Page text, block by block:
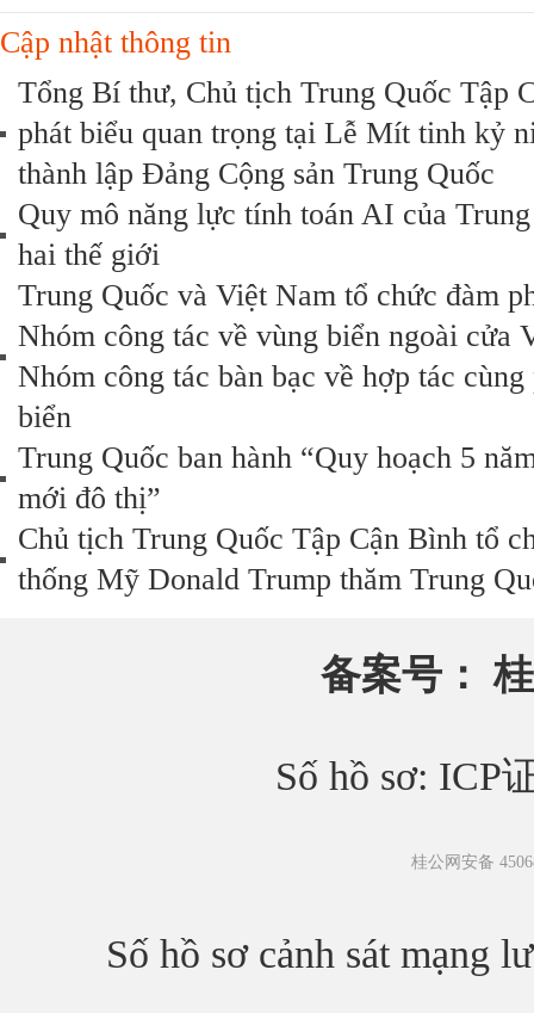
Cập nhật thông tin
Tổng Bí thư, Chủ tịch Trung Quốc Tập
phát biểu quan trọng tại Lễ Mít tinh kỷ
thành lập Đảng Cộng sản Trung Quốc
Quy mô năng lực tính toán AI của
hai thế giới
Trung Quốc và Việt Nam tổ chức đàm
Nhóm công tác về vùng biển ngoài cửa
Nhóm công tác bàn bạc về hợp tác
biển
Trung Quốc ban hành “Quy hoạch 5
mới đô thị”
Chủ tịch Trung Quốc Tập Cận Bình tổ
thống Mỹ Donald Trump thăm Trung
备案号：
Số hồ sơ: ICP
桂公网安备
Số hồ sơ cảnh sát mạng